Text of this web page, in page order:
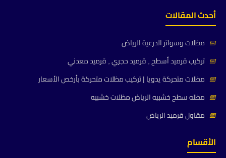
أحدث المقالات
📅 مظلات وسواتر الدرعية الرياض
📅 تركيب قرميد أسطح , قرميد حجري , قرميد معدني
📅 مظلات متحركة يدويا | تركيب مظلات متحركة بأرخص الأسعار
📅 مظله سطح خشبيه الرياض مظلات خشبيه
📅 مقاول قرميد الرياض
الأقسام